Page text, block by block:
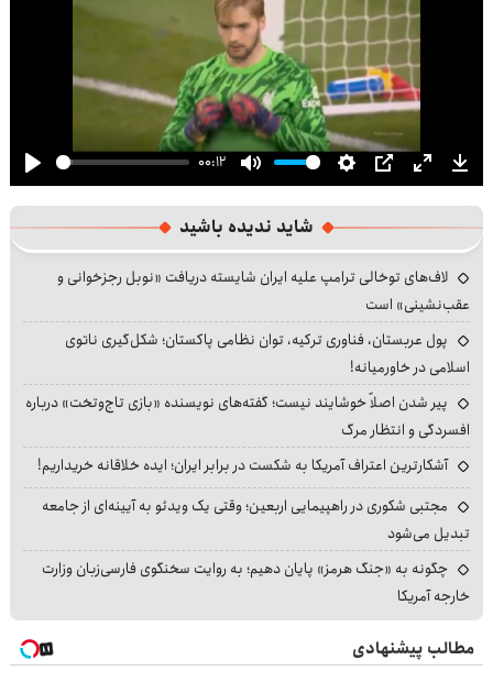
Play
00:12
Mute Settings
PIP Enter
شاید ندیده باشید
لاف‌های توخالی ترامپ علیه ایران شایسته دریافت «نوبل رجزخوانی و
عقب‌نشینی» است
پول عربستان، فناوری ترکیه، توان نظامی پاکستان؛ شکل‌گیری ناتوی
اسلامی در خاورمیانه!
پیر شدن اصلاً خوشایند نیست؛ گفته‌های نویسنده «بازی تاج‌وتخت» درباره
افسردگی و انتظار مرگ
آشکارترین اعتراف آمریکا به شکست در برابر ایران؛ ایده خلاقانه خریداریم!
مجتبی شکوری در راهپیمایی اربعین؛ وقتی یک ویدئو به آیینه‌ای از جامعه
تبدیل می‌شود
چگونه به «جنگ هرمز» پایان دهیم؛ به روایت سخنگوی فارسی‌زبان وزارت
خارجه آمریکا
مطالب پیشنهادی